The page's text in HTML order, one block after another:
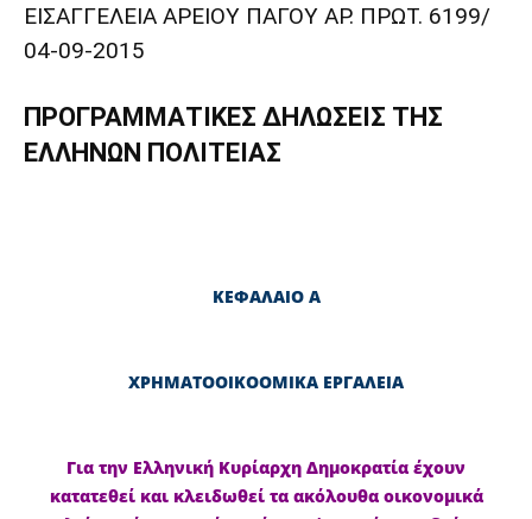
ΕΙΣΑΓΓΕΛΕΙΑ ΑΡΕΙΟΥ ΠΑΓΟΥ ΑΡ. ΠΡΩΤ. 6199/
04-09-2015
ΠΡΟΓΡΑΜΜΑΤΙΚΕΣ ΔΗΛΩΣΕΙΣ ΤΗΣ
ΕΛΛΗΝΩΝ ΠΟΛΙΤΕΙΑΣ
ΚΕΦΑΛΑΙΟ Α
ΧΡΗΜΑΤΟΟΙΚΟΟΜΙΚΑ ΕΡΓΑΛΕΙΑ
Για την Ελληνική Κυρίαρχη Δημοκρατία έχουν
κατατεθεί και κλειδωθεί τα ακόλουθα οικονομικά